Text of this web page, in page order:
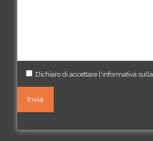
Dichiaro di accettare l'informativa sulla